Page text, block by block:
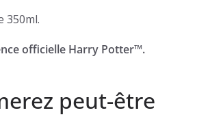
350ml.
officielle Harry Potter™.
peut-être